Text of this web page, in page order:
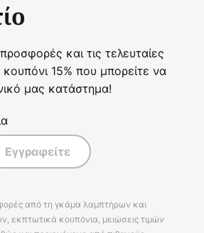
και τις τελευταίες
15% που μπορείτε να
μας κατάστημα!
Εγγραφείτε
από τη γκάμα λαμπτήρων και
εκπτωτικά κουπόνια, μειώσεις τιμών